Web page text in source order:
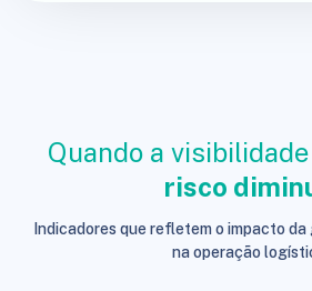
Quando a
risco
Indicadores que refletem o impacto
na operação